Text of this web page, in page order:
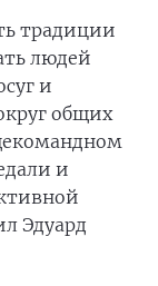
традиции
людей
и
общих
и
Эдуард